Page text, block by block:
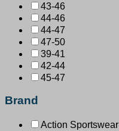
43-46
44-46
44-47
47-50
39-41
42-44
45-47
Brand
Action Sportswear